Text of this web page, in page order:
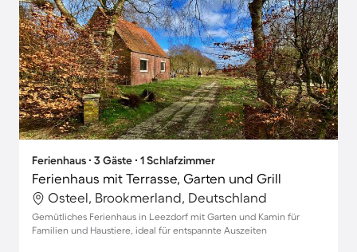
Ferienhaus ∙ 3 Gäste ∙ 1 Schlafzimmer
Ferienhaus mit Terrasse, Garten und Grill
Osteel, Brookmerland, Deutschland
Gemütliches Ferienhaus in Leezdorf mit Garten und Kamin für
Familien und Haustiere, ideal für entspannte Auszeiten